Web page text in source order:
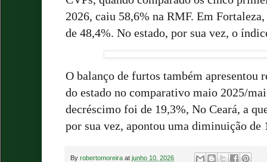
2026, caiu 58,6% na RMF. Em
de 48,4%. No estado, por sua vez, o
O balanço de furtos também apresentou
do estado no comparativo maio 2025/
decréscimo foi de 19,3%, No Ceará, a
por sua vez, apontou uma diminuição de
By robertomoreira at junho 10, 2026